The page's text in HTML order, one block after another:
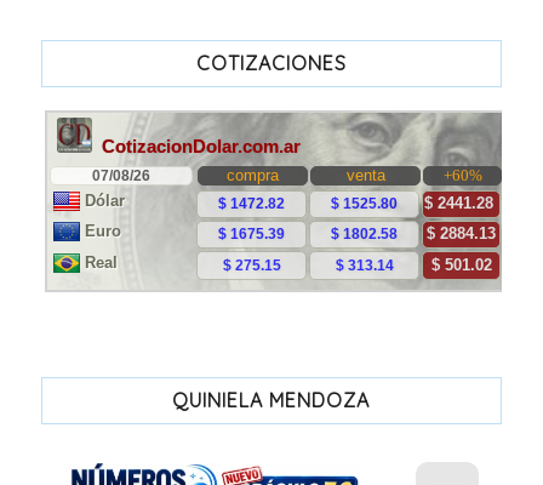
COTIZACIONES
QUINIELA MENDOZA